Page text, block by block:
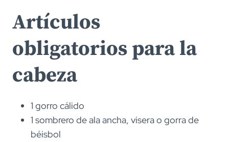
Artículos
obligatorios para la
cabeza
1 gorro cálido
1 sombrero de ala ancha, visera o gorra de
béisbol